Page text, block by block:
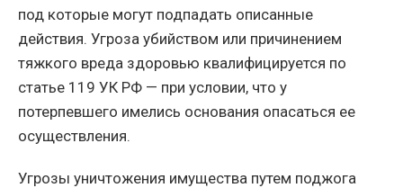
под которые могут подпадать описанные
действия. Угроза убийством или причинением
тяжкого вреда здоровью квалифицируется по
статье 119 УК РФ — при условии, что у
потерпевшего имелись основания опасаться ее
осуществления.
Угрозы уничтожения имущества путем поджога